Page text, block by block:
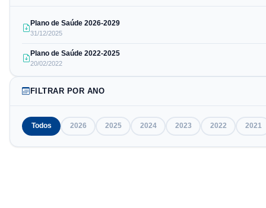
Plano de Saúde 2026-2029
31/12/2025
Plano de Saúde 2022-2025
20/02/2022
FILTRAR POR ANO
Todos 2026 2025 2024 2023 2022 2021